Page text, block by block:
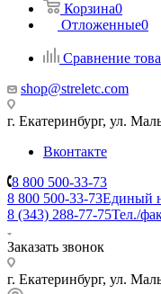
Корзина0
Отложенные0
Сравнение
shop@streletc.com
г. Екатеринбург, ул.
Вконтакте
8 800 500-33-73
8 800 500-33-73Единый
8 (343) 288-77-75Тел./
Заказать звонок
г. Екатеринбург, ул.